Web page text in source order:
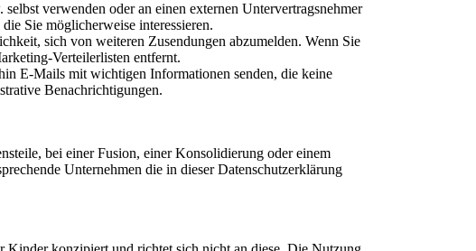
verwenden oder an einen externen Untervertragsnehmer
Sie möglicherweise interessieren.
sich von weiteren Zusendungen abzumelden. Wenn Sie
Verteilerlisten entfernt.
E-Mails mit wichtigen Informationen senden, die keine
Benachrichtigungen.
bei einer Fusion, einer Konsolidierung oder einem
Unternehmen die in dieser Datenschutzerklärung